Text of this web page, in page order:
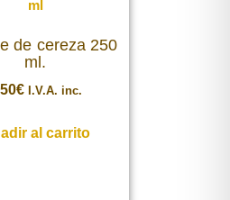
de cereza 250
ml.
€ I.V.A. inc.
al carrito